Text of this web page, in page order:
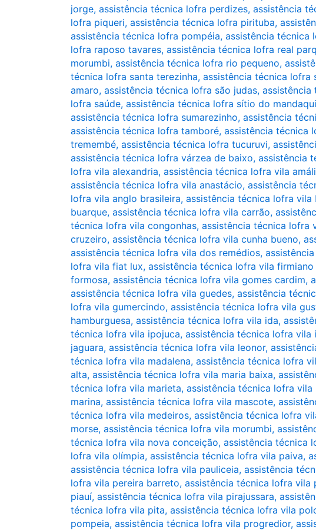
jorge, assistência técnica lofra perdizes, assistência
lofra piqueri, assistência técnica lofra pirituba,
assistência técnica lofra pompéia, assistência técnica
lofra raposo tavares, assistência técnica lofra real
morumbi, assistência técnica lofra rio pequeno,
técnica lofra santa terezinha, assistência técnica lofra
amaro, assistência técnica lofra são judas, assistência
lofra saúde, assistência técnica lofra sítio do mandaqui
assistência técnica lofra sumarezinho, assistência
assistência técnica lofra tamboré, assistência técnica
tremembé, assistência técnica lofra tucuruvi,
assistência técnica lofra várzea de baixo, assistência
lofra vila alexandria, assistência técnica lofra vila
assistência técnica lofra vila anastácio, assistência
lofra vila anglo brasileira, assistência técnica lofra vila
buarque, assistência técnica lofra vila carrão,
técnica lofra vila congonhas, assistência técnica lofra
cruzeiro, assistência técnica lofra vila cunha bueno,
assistência técnica lofra vila dos remédios,
lofra vila fiat lux, assistência técnica lofra vila
formosa, assistência técnica lofra vila gomes cardim,
assistência técnica lofra vila guedes, assistência
lofra vila gumercindo, assistência técnica lofra vila
hamburguesa, assistência técnica lofra vila ida,
técnica lofra vila ipojuca, assistência técnica lofra vila
jaguara, assistência técnica lofra vila leonor,
técnica lofra vila madalena, assistência técnica lofra
alta, assistência técnica lofra vila maria baixa,
técnica lofra vila marieta, assistência técnica lofra vila
marina, assistência técnica lofra vila mascote,
técnica lofra vila medeiros, assistência técnica lofra
morse, assistência técnica lofra vila morumbi,
técnica lofra vila nova conceição, assistência técnica
lofra vila olímpia, assistência técnica lofra vila paiva,
assistência técnica lofra vila pauliceia, assistência
lofra vila pereira barreto, assistência técnica lofra vila
piauí, assistência técnica lofra vila pirajussara,
técnica lofra vila pita, assistência técnica lofra vila
pompeia, assistência técnica lofra vila progredior,